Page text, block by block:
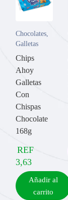
Chocolates
Galletas
Chips
Ahoy
Galletas
Con
Chispas
Chocolate
168g
REF
3,63
Añadir al
carrito